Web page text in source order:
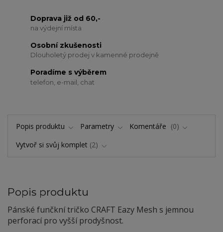
Doprava již od 60,-
na výdejní místa
Osobní zkušenosti
Dlouholetý prodej v kamenné prodejně
Poradíme s výběrem
telefon, e-mail, chat
Popis produktu Parametry Komentáře
0
Vytvoř si svůj komplet 2
Popis produktu
Pánské funčkní tričko CRAFT Eazy Mesh s jemnou
perforací pro vyšší prodyšnost.